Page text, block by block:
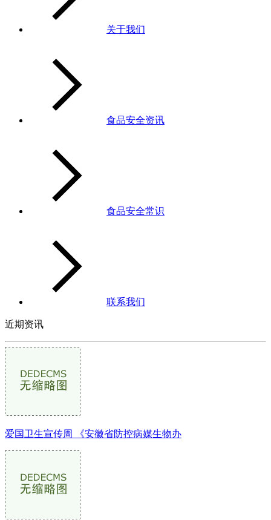
关于我们
食品安全资讯
食品安全常识
联系我们
近期资讯
爱国卫生宣传周 《安徽省防控病媒生物办